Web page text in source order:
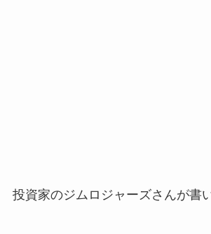
投資家のジムロジャーズさんが書